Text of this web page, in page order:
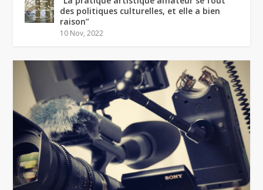
des politiques culturelles, et elle a bien
raison”
10 Nov, 2022